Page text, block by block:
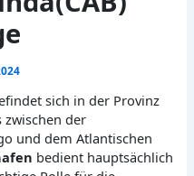
sich in der Provinz
zwischen der
und dem Atlantischen
bedient hauptsächlich